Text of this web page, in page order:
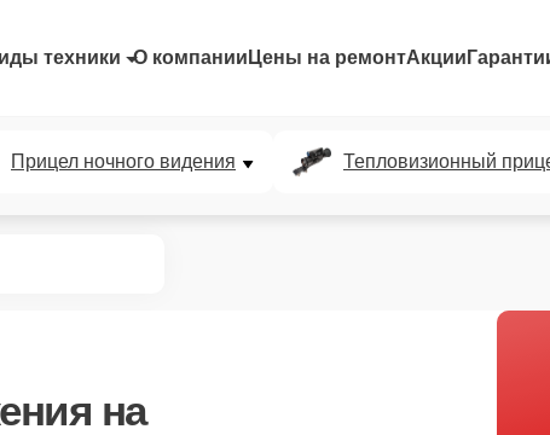
техники О компании Цены на ремонтАкции
Прицел ночного видения Тепловизионный
на